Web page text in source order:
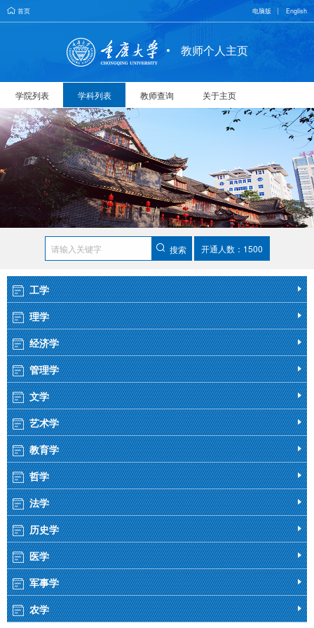
首页 电脑版 English
教师个人主页
学院列表 学科列表 教师查询 关于主页
搜索 开通人数：1500
工学
理学
经济学
管理学
文学
艺术学
教育学
哲学
法学
历史学
医学
军事学
农学